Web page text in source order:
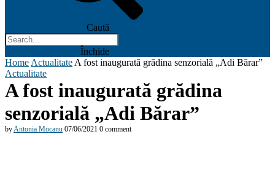
Caută
Închide
Home Actualitate A fost inaugurată grădina senzorială „Adi Bărar”
Actualitate
A fost inaugurată grădina
senzorială „Adi Bărar”
byAntonia Mocanu 07/06/2021 0 comment